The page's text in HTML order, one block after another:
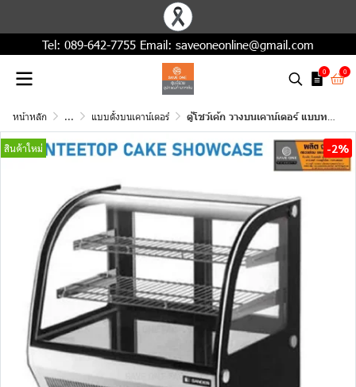
Tel: 089-642-7755 Email: saveoneonline@gmail.com
0 0
หน้าหลัก ... แบบตั้งบนเคาน์เตอร์ ตู้โชว์เค้ก วางบนเคาน์เตอร์ แบบทรงโค้ง รุ่น SKC-0090G ความจุ 120 ลิตร (4.2Q)
สินค้าใหม่ -2%